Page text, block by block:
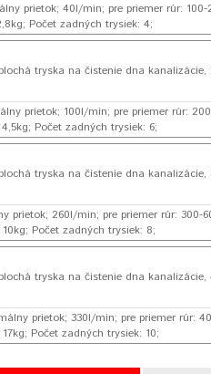
prietok; 40l/min; pre priemer rúr:
Počet zadných trysiek: 4;
tryska na čistenie dna
prietok; 100l/min; pre priemer rúr:
Počet zadných trysiek: 6;
tryska na čistenie dna
prietok; 260l/min; pre priemer rúr: 300-
Počet zadných trysiek: 8;
tryska na čistenie dna
prietok; 330l/min; pre priemer rúr:
Počet zadných trysiek: 10;